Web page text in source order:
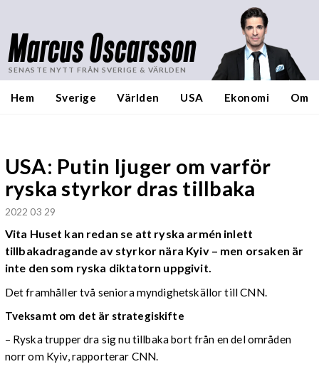
Marcus Oscarsson
SENASTE NYTT FRÅN SVERIGE & VÄRLDEN
Hem Sverige Världen USA Ekonomi Om
USA: Putin ljuger om varför
ryska styrkor dras tillbaka
2022 03 29
Vita Huset kan redan se att ryska armén inlett
tillbakadragande av styrkor nära Kyiv – men orsaken är
inte den som ryska diktatorn uppgivit.
Det framhåller två seniora myndighetskällor till CNN.
Tveksamt om det är strategiskifte
– Ryska trupper dra sig nu tillbaka bort från en del områden
norr om Kyiv, rapporterar CNN.